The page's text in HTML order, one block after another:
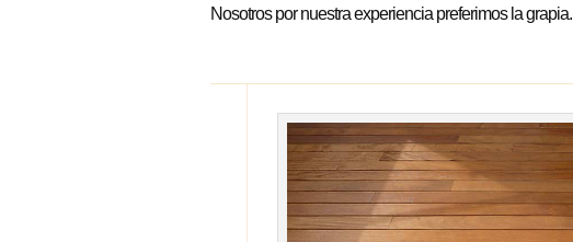
Nosotros por nuestra experiencia preferimos la grapia.